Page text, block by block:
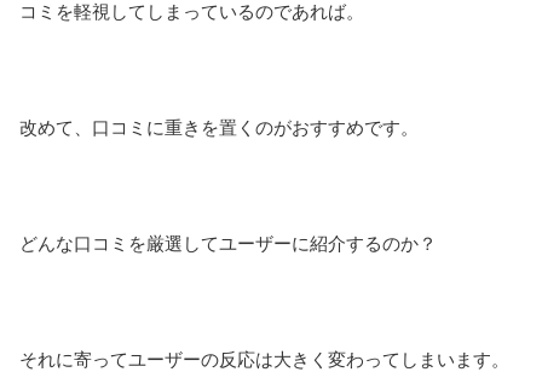
コミを軽視してしまっているのであれば。
改めて、口コミに重きを置くのがおすすめです。
どんな口コミを厳選してユーザーに紹介するのか？
それに寄ってユーザーの反応は大きく変わってしまいます。